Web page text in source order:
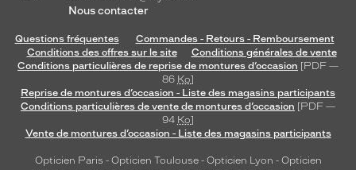
Nous contacter
Questions fréquentes
Commandes - Retours - Remboursement
Conditions des offres sur le site
Conditions générales de vente
Conditions particulières de reprise de montures d’occasion [PDF —
86 Ko]
Reprise de montures d’occasion - Liste des magasins participants
Conditions particulières de vente de montures d’occasion [PDF —
94 Ko]
Vente de montures d’occasion - Liste des magasins participants
Opticien Paris - Opticien Toulouse- Opticien Lyon - Opticien